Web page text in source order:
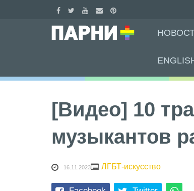
[Видео] 10
музыкантов
16.11.2023 ЛГБТ-искусство